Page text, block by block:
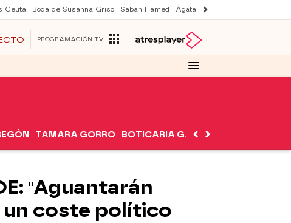
Ceuta Boda de Susanna Griso Sabah Hamed Ágata y Lola
PROGRAMACIÓN TV
TAMARA GORRO BOTICARIA GARCÍA
"Aguantarán
un coste político